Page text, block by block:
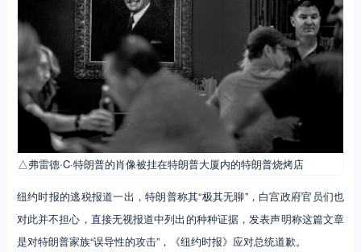
△弗雷德·C·特朗普的肖像被挂在特朗普大厦内的特朗普烧烤店
纽约时报的逃税报道一出，特朗普称其“极其无聊”，白宫政府官员们也
对此并不担心，直接无视报道中列出的种种证据，发表声明称这篇文章
是对特朗普家族“误导性的攻击”，《纽约时报》应对总统道歉。